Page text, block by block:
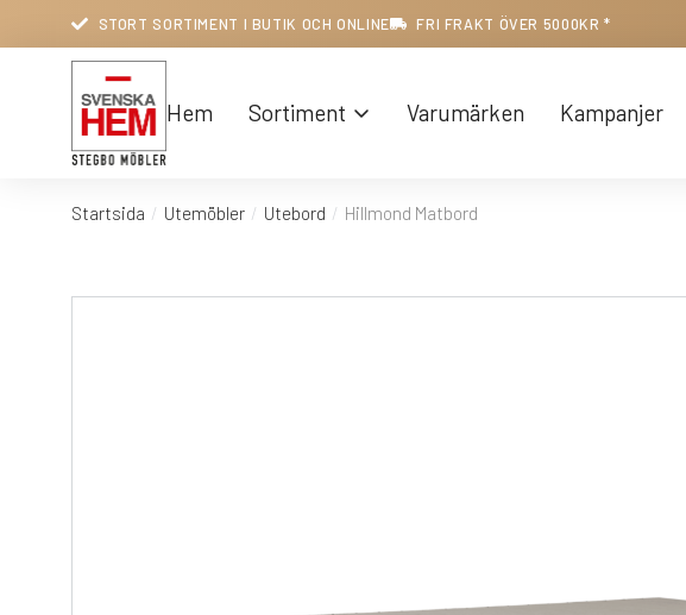
STORT SORTIMENT I BUTIK OCH ONLINE FRI FRAKT ÖVER 5000KR *
Hem Sortiment Varumärken Kampanjer
Du är här:
Startsida Utemöbler Utebord Hillmond Matbord